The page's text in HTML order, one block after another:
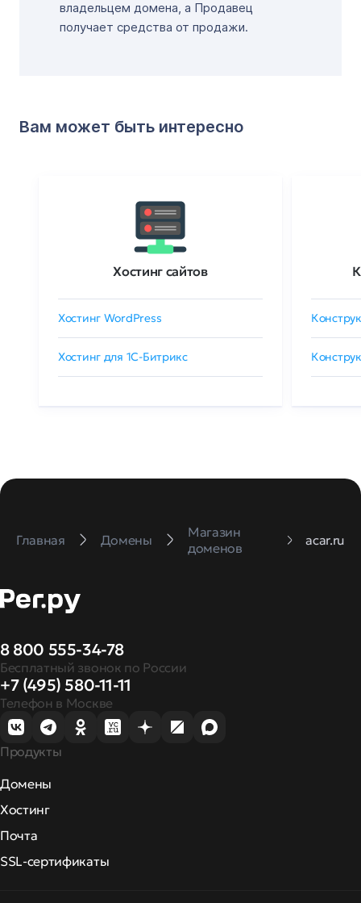
владельцем домена, а Продавец
получает средства от продажи.
Вам может быть интересно
Хостинг сайтов
Хостинг WordPress
Хостинг для 1C-Битрикс
Главная Домены
Магазин
доменов
acar.ru
8 800 555-34-78
Бесплатный звонок по России
+7 (495) 580-11-11
Телефон в Москве
Продукты
Домены
Хостинг
Почта
SSL-сертификаты